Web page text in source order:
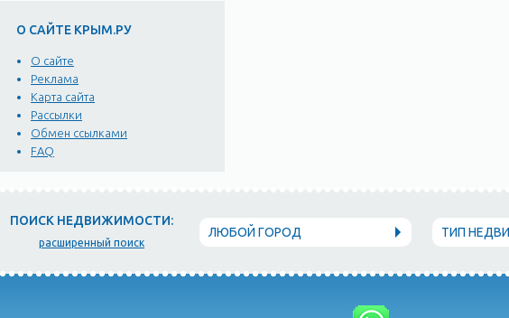
О САЙТЕ КРЫМ.РУ
О сайте
Реклама
Карта сайта
Рассылки
Обмен ссылками
FAQ
ПОИСК НЕДВИЖИМОСТИ:
расширенный поиск
ЛЮБОЙ ГОРОД ТИП